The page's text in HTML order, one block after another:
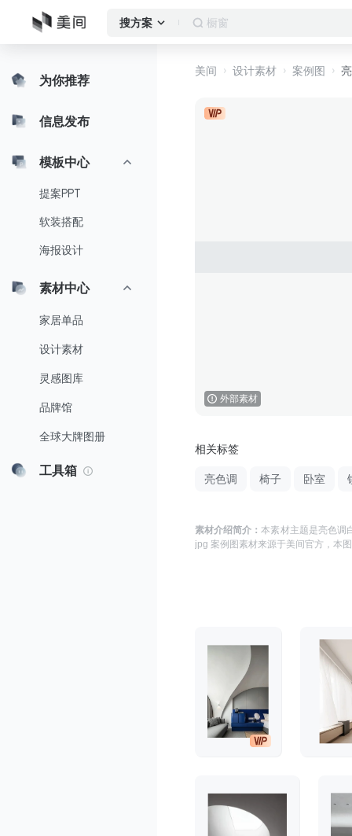
搜方案 橱窗
为你推荐
信息发布
模板中心
提案PPT
软装搭配
海报设计
素材中心
家居单品
设计素材
灵感图库
品牌馆
全球大牌图册
工具箱
美间 设计素材 案例图
外部素材
相关标签
亮色调 椅子 卧室
素材介绍简介：本素材主题是亮色调
jpg 案例图 素材来源于美间官方 ，本